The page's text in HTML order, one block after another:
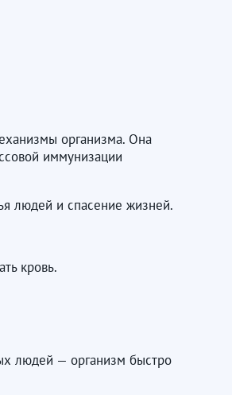
организма. Она
иммунизации
людей и спасение жизней.
кровь.
людей — организм быстро